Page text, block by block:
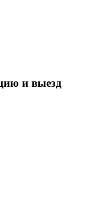
и выезд